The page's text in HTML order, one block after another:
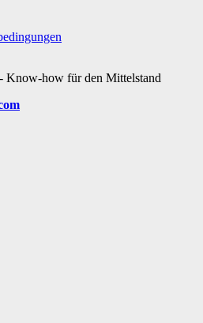
Know-how für den Mittelstand